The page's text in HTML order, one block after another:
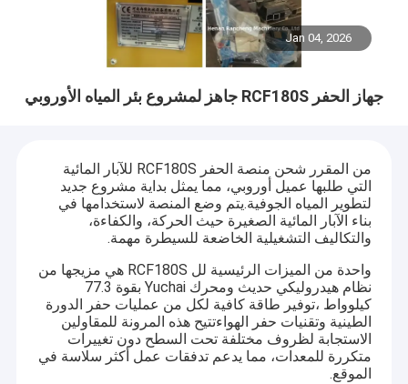
Jan 04, 2026
جهاز الحفر RCF180S جاهز لمشروع بئر المياه الأوروبي
من المقرر شحن منصة الحفر RCF180S للآبار المائية
التي طلبها عميل أوروبي، مما يمثل بداية مشروع جديد
لتطوير المياه الجوفية.يتم وضع المنصة لاستخدامها في
بناء الآبار المائية الصغيرة حيث الحركة، والكفاءة،
والتكاليف التشغيلية الخاضعة للسيطرة مهمة.
واحدة من الميزات الرئيسية لل RCF180S هي مزيجها من
نظام هيدروليكي حديث ومحرك Yuchai بقوة 77.3
كيلوواط ،توفير طاقة كافية لكل من عمليات حفر الدورة
الطينية وتقنيات حفر الهواءتتيح هذه المرونة للمقاولين
الاستجابة لظروف مختلفة تحت السطح دون تغييرات
متكررة للمعدات، مما يدعم تدفقات عمل أكثر سلاسة في
الموقع.